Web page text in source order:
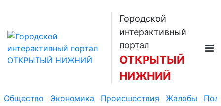
Городской
интерактивный
портал
ОТКРЫТЫЙ
НИЖНИЙ
Общество Экономика Происшествия Жалобы